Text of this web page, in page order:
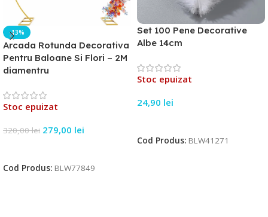
-13%
Arcada Rotunda Decorativa
Pentru Baloane Si Flori – 2M
diamentru
Stoc epuizat
320,00lei 279,00 lei
Cod Produs: BLW77849
Set 100 Pene Decorative
Albe 14cm
Stoc epuizat
24,90 lei
Cod Produs: BLW41271